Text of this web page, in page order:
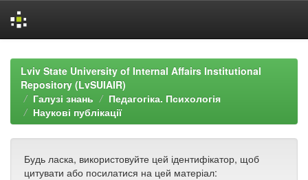
navigationLviv State University of Internal Affairs Institutional
Repository (LvSUIAIR)
Галузі знань
Педагогіка. Психологія
Наукові публікації
Будь ласка, використовуйте цей ідентифікатор, щоб
цитувати або посилатися на цей матеріал: